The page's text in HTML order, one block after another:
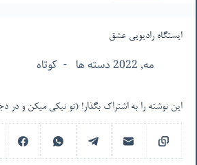
ایستگاه رادیویی عشق
مه, 2022 دسته ها کوتاه
این نوشته را به اشتراک بگذار! (تو نیکی میکن و در